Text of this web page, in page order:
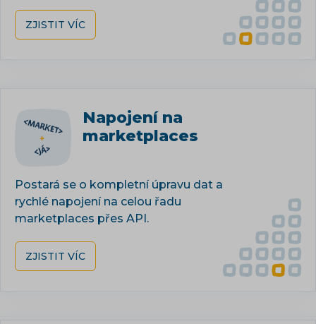
ZJISTIT VÍC
Napojení na
marketplaces
Postará se o kompletní úpravu dat a
rychlé napojení na celou řadu
marketplaces přes API.
ZJISTIT VÍC